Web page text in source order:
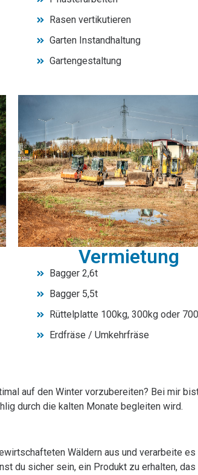
Rasen vertikutieren
Garten Instandhaltung
Gartengestaltung
Vermietung
Bagger 2,6t
Bagger 5,5t
Rüttelplatte 100kg, 300kg oder
Erdfräse / Umkehrfräse
auf den Winter vorzubereiten? Bei mir
durch die kalten Monate begleiten wird.
Wäldern aus und verarbeite
du sicher sein, ein Produkt zu erhalten,